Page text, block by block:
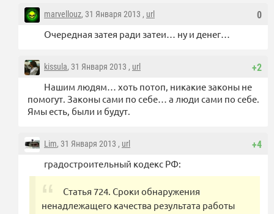
0
marvellouz, 31 Января 2013 , url
Очередная затея ради затеи… ну и денег…
+2
kissula, 31 Января 2013 , url
Нашим людям… хоть потоп, никакие законы не
помогут. Законы сами по себе… а люди сами по себе.
Ямы есть, были и будут.
+4
Lim, 31 Января 2013 , url
градостроительный кодекс РФ:
Статья 724. Сроки обнаружения
ненадлежащего качества результата работы